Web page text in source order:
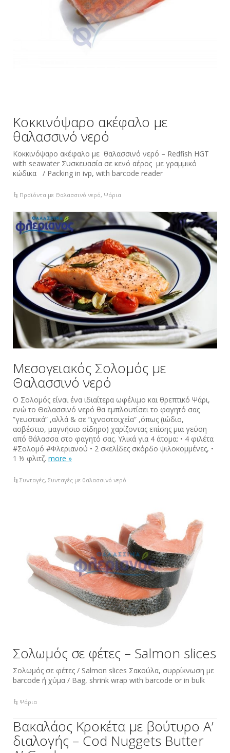
Κοκκινόψαρο ακέφαλο με
θαλασσινό νερό
Κοκκινόψαρο ακέφαλο με θαλασσινό νερό – Redfish HGT
with seawater Συσκευασία σε κενό αέρος με γραμμικό
κώδικα / Packing in ivp, with barcode reader
Προϊόντα με Θαλασσινό νερό, Ψάρια
Μεσογειακός‬ ‪‎Σολομός‬ με
‪Θαλασσινό‬ ‪νερό‬
Ο Σολομός είναι ένα ιδιαίτερα ωφέλιμο και θρεπτικό ‪Ψάρι‬,
ενώ το Θαλασσινό νερό θα εμπλουτίσει το φαγητό σας
”γευστικά” ,αλλά & σε ”ιχνοστοιχεία” ,όπως (ιώδιο,
ασβέστιο, μαγνήσιο σίδηρο) χαρίζοντας επίσης μια γεύση
από θάλασσα στο φαγητό σας. Υλικά για 4 άτομα: • 4 φιλέτα
‪#‎Σολομό‬ ‪#‎Φλεριανού‬ • 2 σκελίδες σκόρδο ψιλοκομμένες, •
1 ½ φλιτζ. more »
Συνταγές,Συνταγές με θαλασσινό νερό
Σολωμός σε φέτες – Salmon slices
Σολωμός σε φέτες / Salmon slices Σακούλα, συρρίκνωση με
barcode ή χύμα / Bag, shrink wrap with barcode or in bulk
Ψάρια
Bακαλάος Κροκέτα με βούτυρο Α’
διαλογής – Cod Nuggets Butter